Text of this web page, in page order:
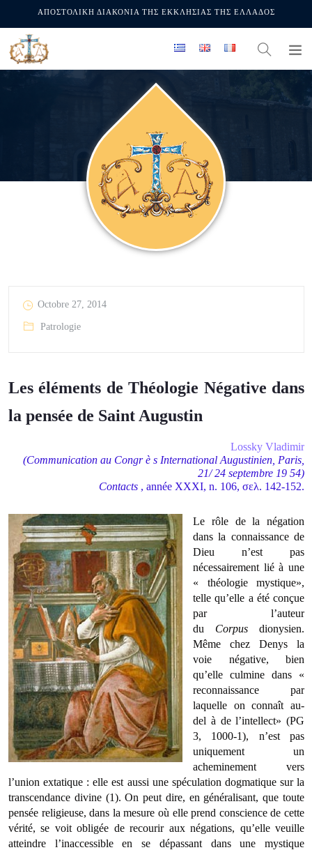
ΑΠΟΣΤΟΛΙΚΗ ΔΙΑΚΟΝΙΑ ΤΗΣ ΕΚΚΛΗΣΙΑΣ ΤΗΣ ΕΛΛΑΔΟΣ
Octobre 27, 2014
Patrologie
Les éléments de Théologie Négative dans
la pensée de Saint Augustin
Lossky Vladimir
(Communication au Congrè s International Augustinien, Paris,
21/24 septembre 19 54)
Contacts , année XXXI, n. 106, σελ. 142-152.
Le rôle de la négation
dans la connaissance de
Dieu n’est pas
nécessairement lié à une
« théologie mystique»,
telle qu’elle a été conçue
par l’auteur
du Corpus dionysien.
Même chez Denys la
voie négative, bien
qu’elle culmine dans «
reconnaissance par
laquelle on connaît au-
del à de l’intellect» (PG
3, 1000-1), n’est pas
uniquement un
acheminement vers
l’union extatique : elle est aussi une spéculation dogmatique sur la
transcendance divine (1). On peut dire, en généralisant, que toute
pensée religieuse, dans la mesure où elle prend conscience de cette
vérité, se voit obligée de recourir aux négations, qu’elle veuille
atteindre l’inaccessible en se dépassant dans une mystique